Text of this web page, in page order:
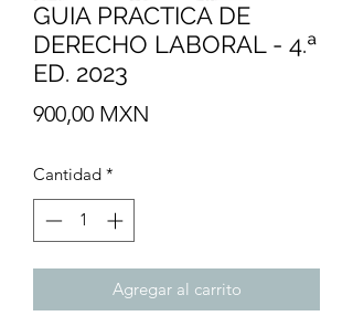
GUIA PRACTICA DE
DERECHO LABORAL - 4.ª
ED. 2023
900,00 MXN
Cantidad *
Agregar al carrito